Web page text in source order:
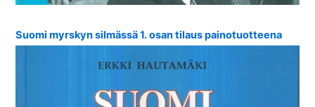
Suomi myrskyn silmässä 1. osan tilaus painotuotteena